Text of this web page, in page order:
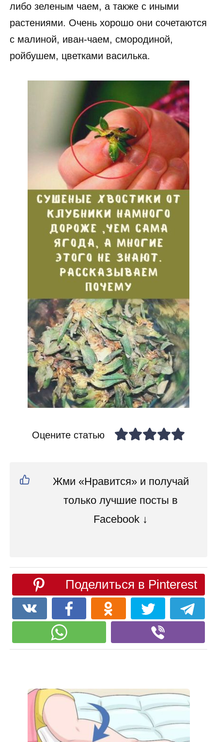
либо зеленым чаем, а также с иными
растениями. Очень хорошо они сочетаются
с малиной, иван-чаем, смородиной,
ройбушем, цветками василька.
Оцените статью
Жми «Нравится» и получай
только лучшие посты в
Facebook ↓
Поделиться в Pinterest